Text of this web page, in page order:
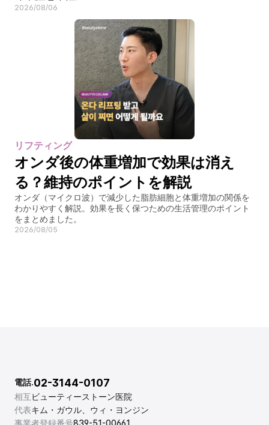
2026/08/06
リフティング
オンダ後の体重増加で効果は消え
る？維持のポイントを解説
オンダ（マイクロ波）で減少した脂肪細胞と体重増加の関係を
わかりやすく解説。効果を長く保つための生活管理のポイント
をまとめました。
2026/08/05
相互ビューティーストーン医院
代表キム・ガウル、ウィ・ヨンジン
電話.02-3144-0107